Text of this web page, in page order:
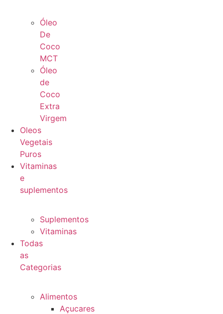
Óleo
De
Coco
MCT
Óleo
de
Coco
Extra
Virgem
Oleos
Vegetais
Puros
Vitaminas
e
suplementos
Suplementos
Vitaminas
Todas
as
Categorias
Alimentos
Açucares